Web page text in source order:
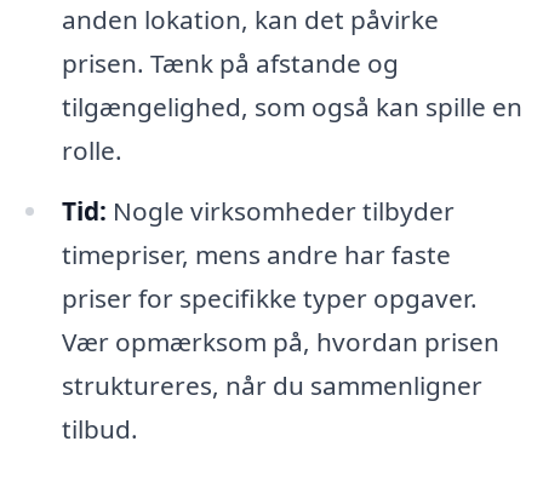
anden lokation, kan det påvirke
prisen. Tænk på afstande og
tilgængelighed, som også kan spille en
rolle.
Tid: Nogle virksomheder tilbyder
timepriser, mens andre har faste
priser for specifikke typer opgaver.
Vær opmærksom på, hvordan prisen
struktureres, når du sammenligner
tilbud.